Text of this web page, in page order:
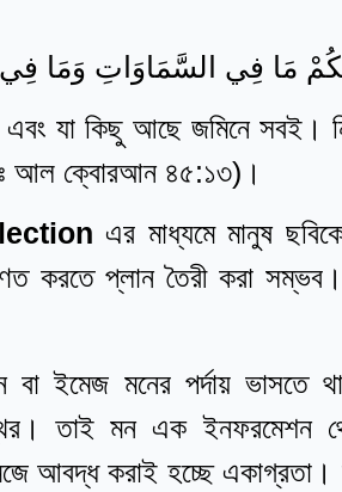
مَا فِي السَّمَاوَاتِ وَمَا فِي
এবং যা কিছু আছে জমিনে সবই।
আল ক্বোরআন ৪৫:১৩)।
এর মাধ্যমে মানুষ
করতে প্লান তৈরী করা
বা ইমেজ মনের পর্দায় ভাসতে
তাই মন এক ইনফরমেশন
আবদ্ধ করাই হচ্ছে একাগ্রতা।